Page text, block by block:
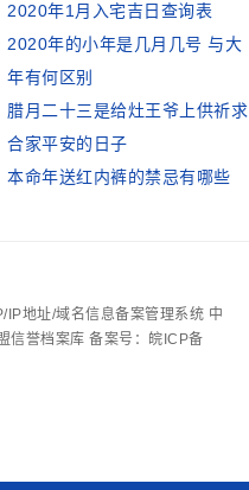
2020年1月入宅吉日查询表
2020年的小年是几月几号 与大
年有何区别
腊月二十三是给灶王爷上供祈求
合家平安的日子
本命年送红内裤的禁忌有哪些
IP地址/域名信息备案管理系统 中
信誉档案库 备案号：皖ICP备